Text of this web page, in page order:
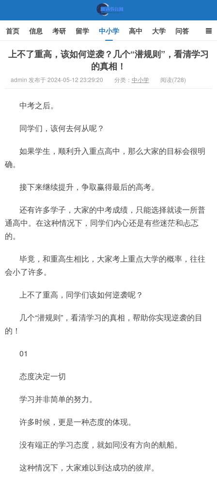
机遇教育网
首页 信息 考研 留学 中小学 高中 大学 问答
文化 家庭教育
上不了重高，该如何逆袭？几个“潜规则”，看清学习
的真相！
admin 发布于 2024-05-12 23:29:20 分类： 中小学 阅读(728)
中考之后。
同学们，该何去何从呢？
如果学生，顺利升入重点高中，那么大家的目标会很明
确。
接下来继续提升，争取赢得最后的高考。
还有许多学子，大家的中考成绩，只能选择就读一所普
通高中。在这种情况下，同学们内心还是有些迷茫和忐忑
的。
毕竟，和重高生相比，大家考上重点大学的概率，往往
会小了许多。
上不了重高，同学们该如何逆袭呢？
几个“潜规则”，看清学习的真相，帮助你实现逆袭的目
的！
01
态度决定一切
学习并非简单的努力。
许多时候，更是一种态度的体现。
没有端正的学习态度，就如同没有方向的航船。
这种情况下，大家难以到达成功的彼岸。